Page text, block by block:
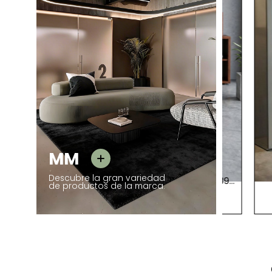
MM
Descubre la gran variedad
de productos de la marca.
Archivador Madera 4 Cajones MM1897
de Montiel
1 Unid.
145,00 €114,55 €